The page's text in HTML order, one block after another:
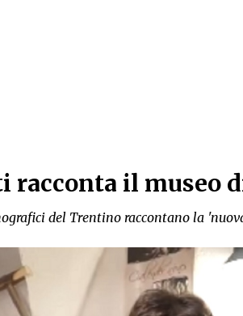
racconta il museo
del Trentino raccontano la